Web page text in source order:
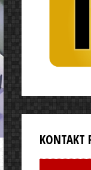
KONTAKT